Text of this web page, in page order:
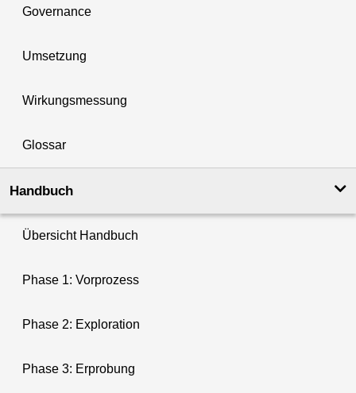
Governance
Umsetzung
Wirkungsmessung
Glossar
Handbuch
Übersicht Handbuch
Phase 1: Vorprozess
Phase 2: Exploration
Phase 3: Erprobung